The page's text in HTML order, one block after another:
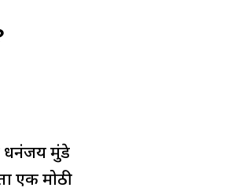
धनंजय मुंडे
एक मोठी